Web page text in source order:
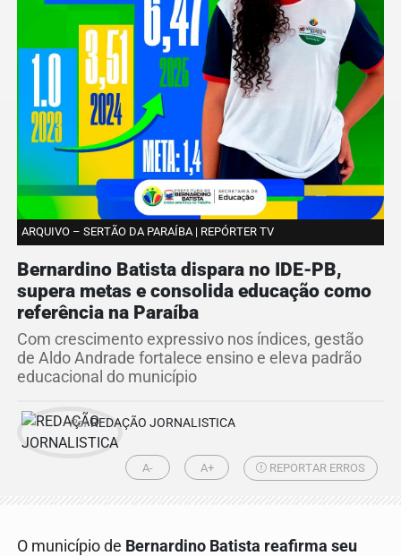
ARQUIVO – SERTÃO DA PARAÍBA | REPÓRTER TV
Bernardino Batista dispara no IDE-PB,
supera metas e consolida educação como
referência na Paraíba
Com crescimento expressivo nos índices, gestão
de Aldo Andrade fortalece ensino e eleva padrão
educacional do município
PorREDAÇÃO JORNALISTICA
A- A+ REPORTAR ERROS
O município de Bernardino Batista reafirma seu